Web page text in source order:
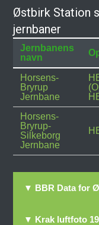
Østbirk Station
jernbaner
Jernbanens
navn
Horsens-
Bryrup
Jernbane
Horsens-
Bryrup-
Silkeborg
Jernbane
▼ BBR Data for
▼ Krak luftfoto